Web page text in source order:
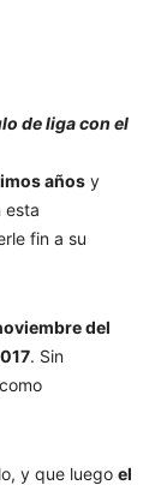
de liga con el
años y
esta
fin a su
del
. Sin
y que luego el